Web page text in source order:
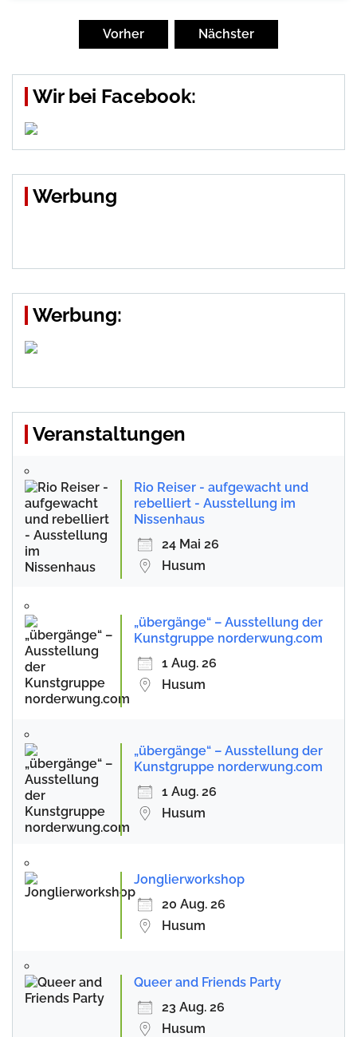
Vorher Nächster
Wir bei Facebook:
Werbung
Werbung:
Veranstaltungen
Rio Reiser - aufgewacht und
rebelliert - Ausstellung im
Nissenhaus
24 Mai 26
Husum
„übergänge“ – Ausstellung der
Kunstgruppe norderwung.com
1 Aug. 26
Husum
„übergänge“ – Ausstellung der
Kunstgruppe norderwung.com
1 Aug. 26
Husum
Jonglierworkshop
20 Aug. 26
Husum
Queer and Friends Party
23 Aug. 26
Husum